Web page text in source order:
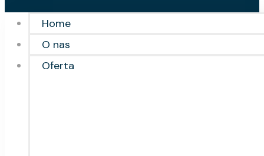
Home
O nas
Oferta